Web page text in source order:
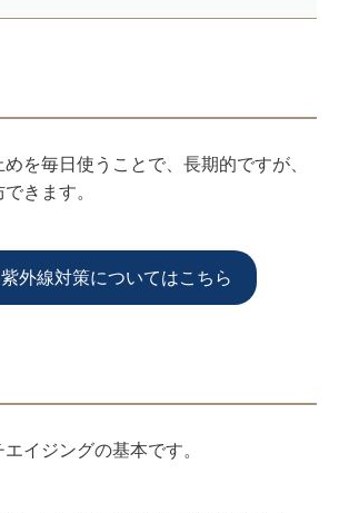
を毎日使うことで、長期的ですが、
きます。
外線対策についてはこちら
イジングの基本です。